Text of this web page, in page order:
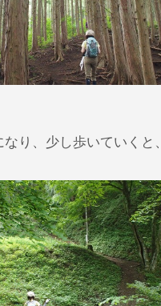
り、少し歩いていくと、